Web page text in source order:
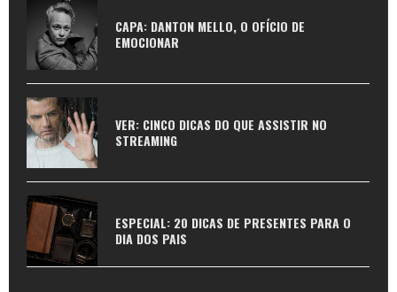
CAPA: DANTON MELLO, O OFÍCIO DE
EMOCIONAR
VER: CINCO DICAS DO QUE ASSISTIR NO
STREAMING
ESPECIAL: 20 DICAS DE PRESENTES PARA O
DIA DOS PAIS